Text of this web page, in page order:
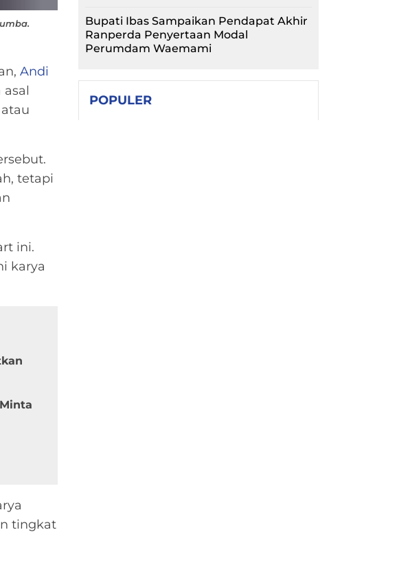
Andi
tetapi
ini.
karya
tingkat
Bupati Ibas Sampaikan Pendapat Akhir
Ranperda Penyertaan Modal
Perumdam Waemami
POPULER